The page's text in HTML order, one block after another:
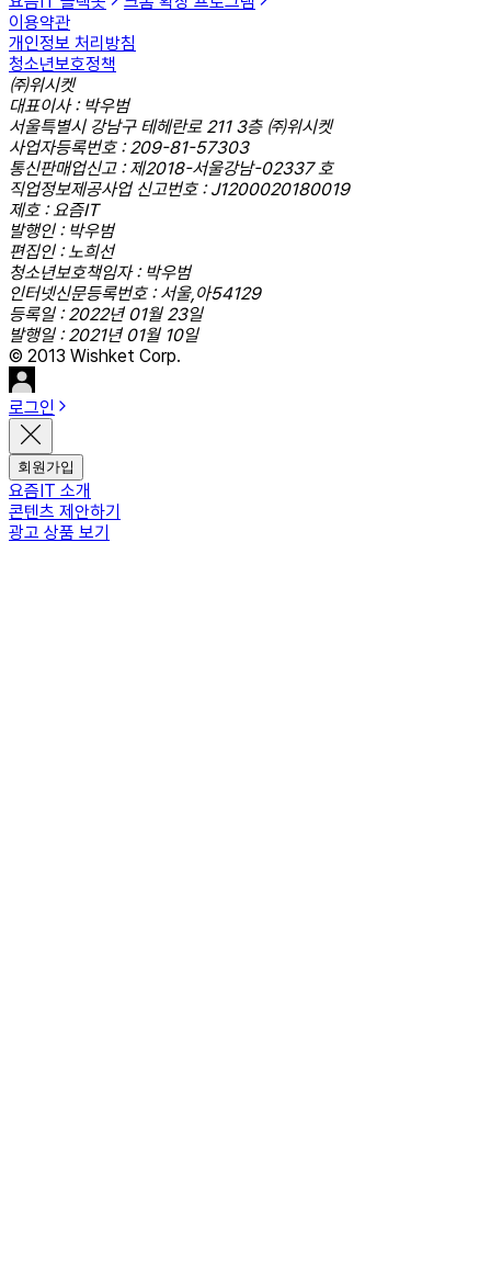
이용약관
개인정보 처리방침
청소년보호정책
㈜위시켓
대표이사 : 박우범
서울특별시 강남구 테헤란로 211 3층 ㈜위시켓
사업자등록번호 : 209-81-57303
통신판매업신고 : 제2018-서울강남-02337 호
직업정보제공사업 신고번호 : J1200020180019
제호 : 요즘IT
발행인 : 박우범
편집인 : 노희선
청소년보호책임자 : 박우범
인터넷신문등록번호 : 서울,아54129
등록일 : 2022년 01월 23일
발행일 : 2021년 01월 10일
© 2013 Wishket Corp.
로그인
회원가입
요즘IT 소개
콘텐츠 제안하기
광고 상품 보기